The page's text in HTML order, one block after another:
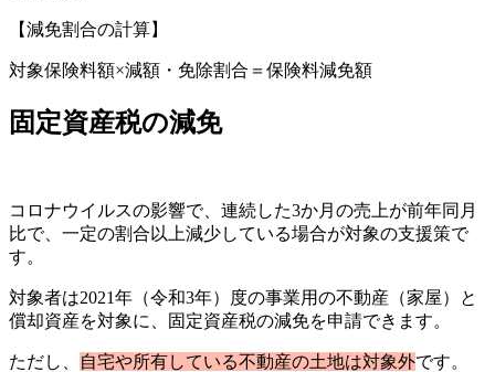
【減免割合の計算】
対象保険料額×減額・免除割合＝保険料減免額
固定資産税の減免
コロナウイルスの影響で、連続した3か月の売上が前年同月
比で、一定の割合以上減少している場合が対象の支援策で
す。
対象者は2021年（令和3年）度の事業用の不動産（家屋）と
償却資産を対象に、固定資産税の減免を申請できます。
ただし、 自宅や所有している不動産の土地は対象外です。